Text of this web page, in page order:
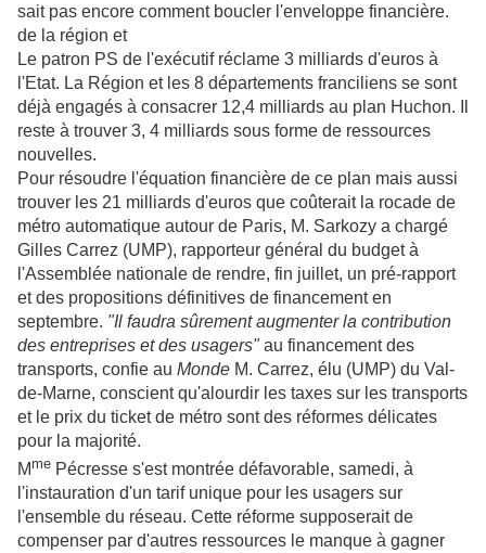
sait pas encore comment boucler l'enveloppe financière.
de la région et
Le patron PS de l'exécutif réclame 3 milliards d'euros à
l'Etat. La Région et les 8 départements franciliens se sont
déjà engagés à consacrer 12,4 milliards au plan Huchon. Il
reste à trouver 3, 4 milliards sous forme de ressources
nouvelles.
Pour résoudre l'équation financière de ce plan mais aussi
trouver les 21 milliards d'euros que coûterait la rocade de
métro automatique autour de Paris, M. Sarkozy a chargé
Gilles Carrez (UMP), rapporteur général du budget à
l'Assemblée nationale de rendre, fin juillet, un pré-rapport
et des propositions définitives de financement en
septembre. "Il faudra sûrement augmenter la contribution
des entreprises et des usagers"au financement des
transports, confie au Monde M. Carrez, élu (UMP) du Val-
de-Marne, conscient qu'alourdir les taxes sur les transports
et le prix du ticket de métro sont des réformes délicates
pour la majorité.
M me Pécresse s'est montrée défavorable, samedi, à
l'instauration d'un tarif unique pour les usagers sur
l'ensemble du réseau. Cette réforme supposerait de
compenser par d'autres ressources le manque à gagner